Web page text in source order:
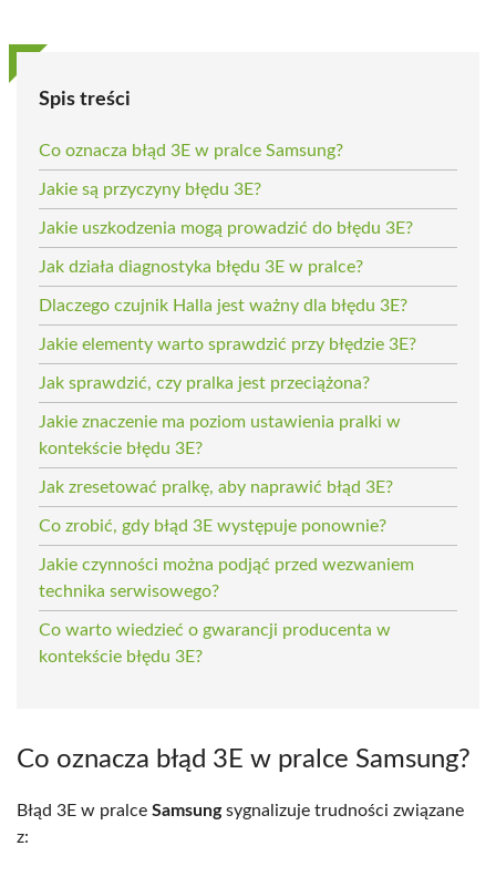
Spis treści
Co oznacza błąd 3E w pralce Samsung?
Jakie są przyczyny błędu 3E?
Jakie uszkodzenia mogą prowadzić do błędu 3E?
Jak działa diagnostyka błędu 3E w pralce?
Dlaczego czujnik Halla jest ważny dla błędu 3E?
Jakie elementy warto sprawdzić przy błędzie 3E?
Jak sprawdzić, czy pralka jest przeciążona?
Jakie znaczenie ma poziom ustawienia pralki w
kontekście błędu 3E?
Jak zresetować pralkę, aby naprawić błąd 3E?
Co zrobić, gdy błąd 3E występuje ponownie?
Jakie czynności można podjąć przed wezwaniem
technika serwisowego?
Co warto wiedzieć o gwarancji producenta w
kontekście błędu 3E?
Co oznacza błąd 3E w pralce Samsung?
Błąd 3E w pralce Samsungsygnalizuje trudności związane
z: